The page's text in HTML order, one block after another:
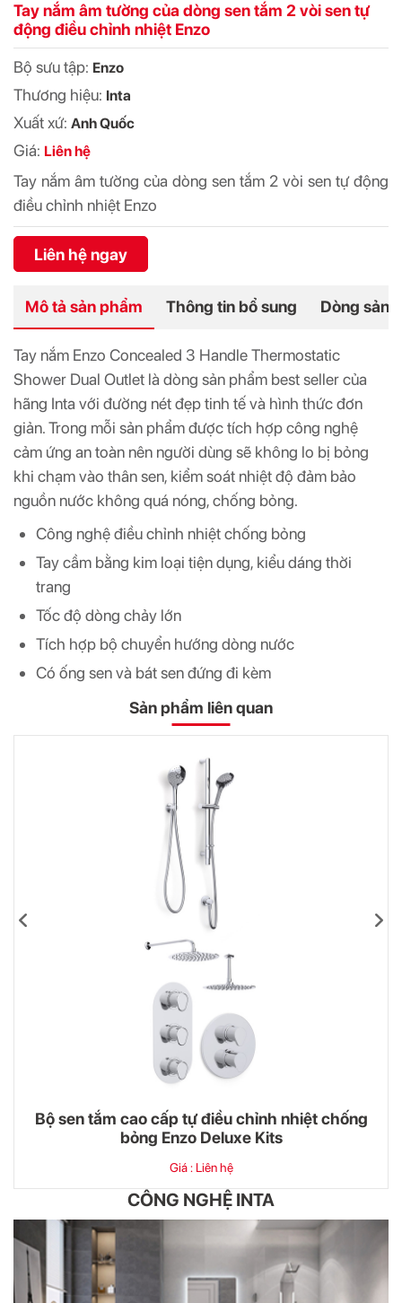
Tay nắm âm tường của dòng sen tắm 2 vòi sen tự
động điều chỉnh nhiệt Enzo
Bộ sưu tập: Enzo
Thương hiệu: Inta
Xuất xứ: Anh Quốc
Giá: Liên hệ
Tay nắm âm tường của dòng sen tắm 2 vòi sen tự động
điều chỉnh nhiệt Enzo
Liên hệ ngay
Mô tả sản phẩm Thông tin bổ sung Dòng sản
Tay nắm Enzo Concealed 3 Handle Thermostatic
Shower Dual Outlet là dòng sản phẩm best seller của
hãng Inta với đường nét đẹp tinh tế và hình thức đơn
giản. Trong mỗi sản phẩm được tích hợp công nghệ
cảm ứng an toàn nên người dùng sẽ không lo bị bỏng
khi chạm vào thân sen, kiểm soát nhiệt độ đảm bảo
nguồn nước không quá nóng, chống bỏng.
Công nghệ điều chỉnh nhiệt chống bỏng
Tay cầm bằng kim loại tiện dụng, kiểu dáng thời
trang
Tốc độ dòng chảy lớn
Tích hợp bộ chuyển hướng dòng nước
Có ống sen và bát sen đứng đi kèm
Sản phẩm liên quan
Bộ sen tắm cao cấp tự điều chỉnh nhiệt chống
bỏng Enzo Deluxe Kits
Giá : Liên hệ
CÔNG NGHỆ INTA